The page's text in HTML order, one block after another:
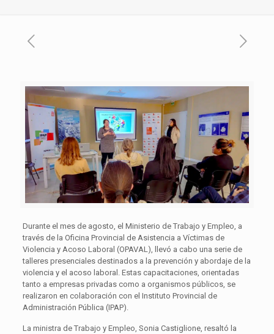
Durante el mes de agosto, el Ministerio de Trabajo y Empleo, a
través de la Oficina Provincial de Asistencia a Víctimas de
Violencia y Acoso Laboral (OPAVAL), llevó a cabo una serie de
talleres presenciales destinados a la prevención y abordaje de la
violencia y el acoso laboral. Estas capacitaciones, orientadas
tanto a empresas privadas como a organismos públicos, se
realizaron en colaboración con el Instituto Provincial de
Administración Pública (IPAP).
La ministra de Trabajo y Empleo, Sonia Castiglione, resaltó la